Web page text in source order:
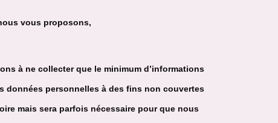
vous proposons,
à ne collecter que le minimum d’informations
données personnelles à des fins non couvertes
mais sera parfois nécessaire pour que nous